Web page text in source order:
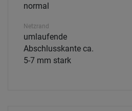
normal
Netzrand
umlaufende
Abschlusskante ca.
5-7 mm stark